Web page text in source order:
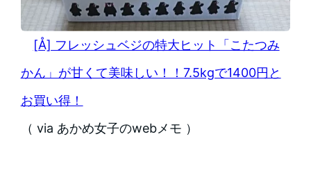
[Å] フレッシュベジの特大ヒット「こたつみ
かん」が甘くて美味しい！！7.5kgで1400円と
お買い得！
（ via あかめ女子のwebメモ ）